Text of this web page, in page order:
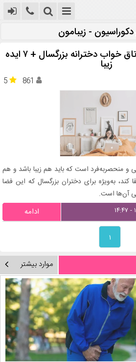
- زیبامون
بهترین دکوراسیون اتاق خواب دخترانه بزرگسال + ۷ ایده
زیبا
5 861
منحصر‌به‌فرد است که باید هم زیبا باشد و هم
به‌ویژه برای دختران بزرگسال که این فضا
آن‌ها است.
ادامه
۱
موارد بیشتر